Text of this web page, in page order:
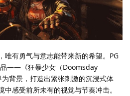
唯有勇气与意志能带来新的希望。PG
品——《狂暴少女（Doomsday
背景，打造出紧张刺激的沉浸式体
感受前所未有的视觉与节奏冲击。